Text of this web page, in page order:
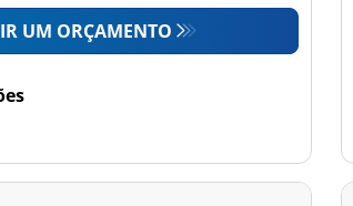
UM ORÇAMENTO